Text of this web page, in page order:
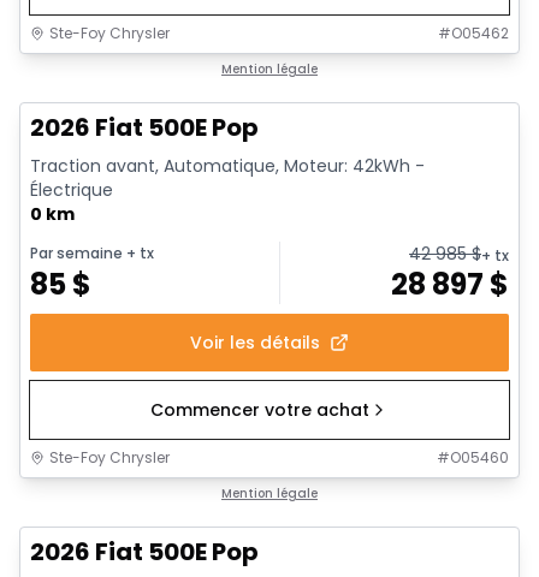
Ste-Foy Chrysler #O05462
Mention légale
2026 Fiat 500E Pop
Traction avant, Automatique, Moteur: 42kWh -
Électrique
0 km
Par semaine + tx
85$
42 985$+ tx
28 897 $
Voir les détails
Commencer votre achat
Ste-Foy Chrysler #O05460
Mention légale
2026 Fiat 500E Pop